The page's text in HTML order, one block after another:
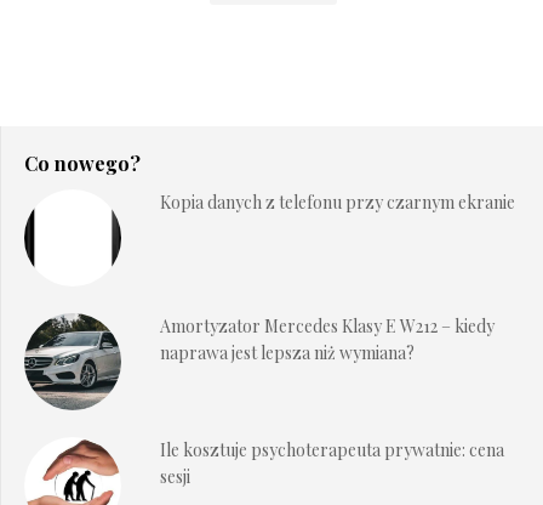
Co nowego?
Kopia danych z telefonu przy czarnym ekranie
Amortyzator Mercedes Klasy E W212 – kiedy
naprawa jest lepsza niż wymiana?
Ile kosztuje psychoterapeuta prywatnie: cena
sesji